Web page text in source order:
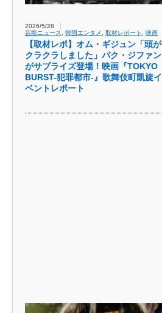
2026/5/28
芸能ニュース
韓国エンタメ 取材レポート 映画
【取材レポ】オム・ギジュン「頭が
クラクラしました」パク・ジファン
がサプライズ登場！映画『TOKYO
BURST-犯罪都市-』歌舞伎町凱旋イ
ベントレポート